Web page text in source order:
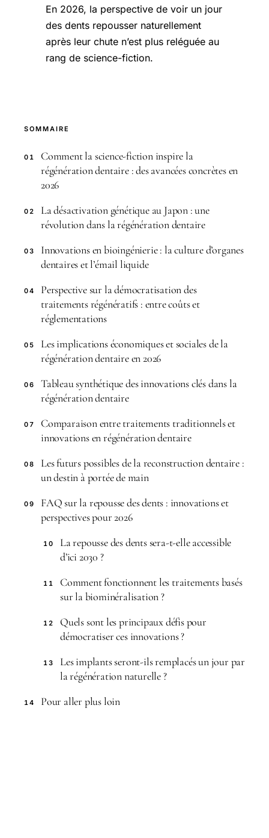
En 2026, la perspective de voir un jour
des dents repousser naturellement
après leur chute n’est plus reléguée au
rang de science-fiction.
SOMMAIRE
01
Comment la science-fiction inspire la
régénération dentaire : des avancées concrètes en
2026
02
La désactivation génétique au Japon : une
révolution dans la régénération dentaire
03
Innovations en bioingénierie : la culture d’organes
dentaires et l’émail liquide
04
Perspective sur la démocratisation des
traitements régénératifs : entre coûts et
réglementations
05
Les implications économiques et sociales de la
régénération dentaire en 2026
06
Tableau synthétique des innovations clés dans la
régénération dentaire
07
Comparaison entre traitements traditionnels et
innovations en régénération dentaire
08
Les futurs possibles de la reconstruction dentaire :
un destin à portée de main
09
FAQ sur la repousse des dents : innovations et
perspectives pour 2026
10
La repousse des dents sera-t-elle accessible
d’ici 2030 ?
11
Comment fonctionnent les traitements basés
sur la biominéralisation ?
12
Quels sont les principaux défis pour
démocratiser ces innovations ?
13
Les implants seront-ils remplacés un jour par
la régénération naturelle ?
14 Pour aller plus loin